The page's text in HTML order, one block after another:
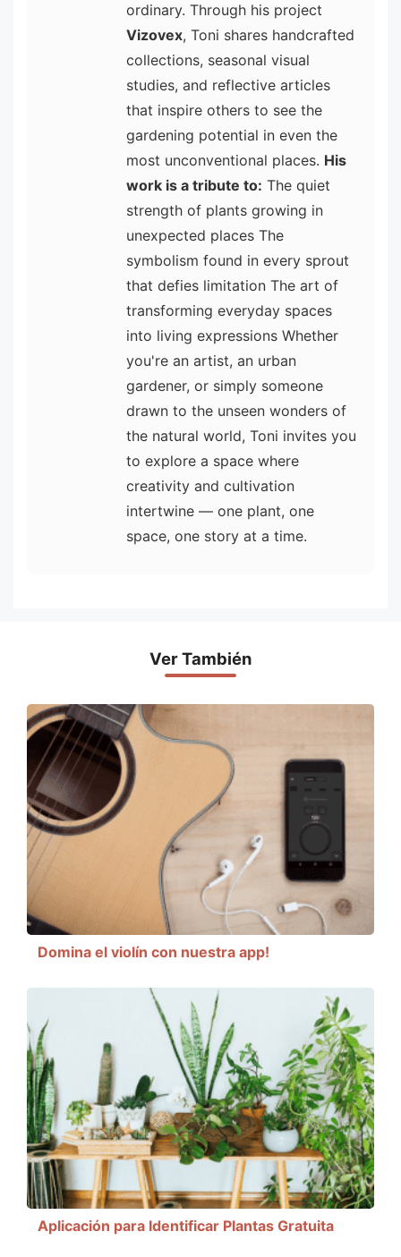
ordinary. Through his project
Vizovex, Toni shares handcrafted
collections, seasonal visual
studies, and reflective articles
that inspire others to see the
gardening potential in even the
most unconventional places. His
work is a tribute to: The quiet
strength of plants growing in
unexpected places The
symbolism found in every sprout
that defies limitation The art of
transforming everyday spaces
into living expressions Whether
you're an artist, an urban
gardener, or simply someone
drawn to the unseen wonders of
the natural world, Toni invites you
to explore a space where
creativity and cultivation
intertwine — one plant, one
space, one story at a time.
Ver También
Domina el violín con nuestra app!
Aplicación para Identificar Plantas Gratuita